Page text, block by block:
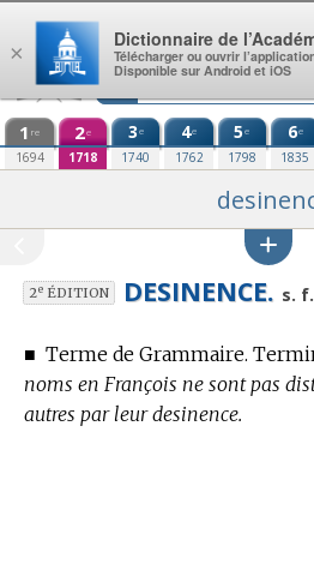
Aller au contenu
1 re
1694
2e
1718
3e
1740
4e
1762
5e
1798
6e
1835
2eÉDITION DESINENCE. s. f.
■ Terme de Grammaire.
noms en François ne sont pas
autres par leur desinence.
×
Dictionnaire de
Télécharger ou ouvrir
Disponible sur Android et iOS